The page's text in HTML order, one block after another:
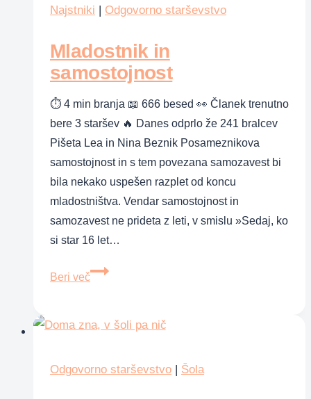
HVALA,
To,
po
hrepeniš
Najstniki Odgovorno starševstvo
Mladostnik in
samostojnost
⏱ 4 min branja 📖 666 besed 👀 Članek trenutno
bere 3 staršev 🔥 Danes odprlo že 241 bralcev
Pišeta Lea in Nina Beznik Posameznikova
samostojnost in s tem povezana samozavest bi
bila nekako uspešen razplet od koncu
mladostništva. Vendar samostojnost in
samozavest ne prideta z leti, v smislu »Sedaj, ko
si star 16 let…
Beri več
Mladostnik
Odgovorno starševstvo Šola